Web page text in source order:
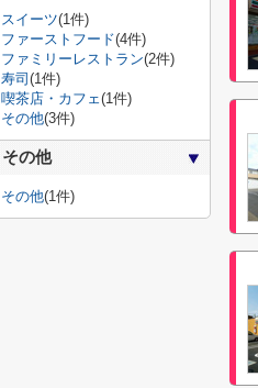
スイーツ(1件)
ファーストフード(4件)
ファミリーレストラン(2件)
寿司 (1件)
喫茶店・カフェ(1件)
その他(3件)
その他
その他(1件)